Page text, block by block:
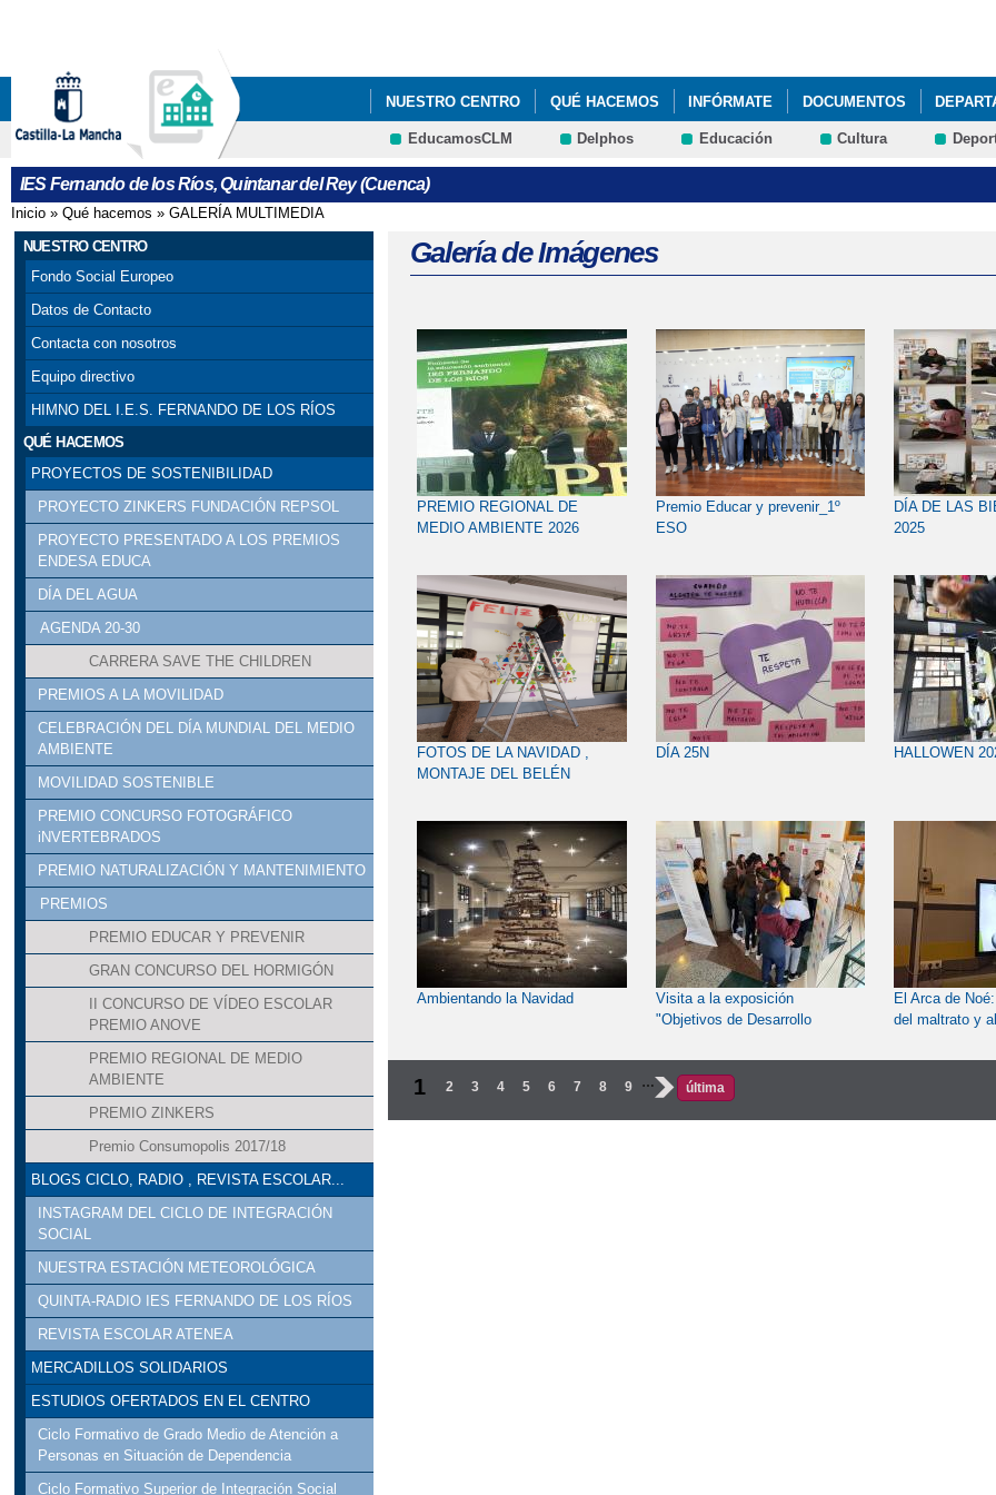
NUESTRO CENTRO QUÉ HACEMOS INFÓRMATE DOCUMENTOS
EducamosCLM Delphos Educación Cultura
IES Fernando de los Ríos, Quintanar del Rey (Cuenca)
Se encuentra usted aquí
Inicio » Qué hacemos » GALERÍA MULTIMEDIA
NUESTRO CENTRO
Fondo Social Europeo
Datos de Contacto
Contacta con nosotros
Equipo directivo
HIMNO DEL I.E.S. FERNANDO DE LOS RÍOS
QUÉ HACEMOS
PROYECTOS DE SOSTENIBILIDAD
PROYECTO ZINKERS FUNDACIÓN REPSOL
PROYECTO PRESENTADO A LOS PREMIOS
ENDESA EDUCA
DÍA DEL AGUA
AGENDA 20-30
CARRERA SAVE THE CHILDREN
PREMIOS A LA MOVILIDAD
CELEBRACIÓN DEL DÍA MUNDIAL DEL MEDIO
AMBIENTE
MOVILIDAD SOSTENIBLE
PREMIO CONCURSO FOTOGRÁFICO
iNVERTEBRADOS
PREMIO NATURALIZACIÓN Y MANTENIMIENTO
PREMIOS
PREMIO EDUCAR Y PREVENIR
GRAN CONCURSO DEL HORMIGÓN
II CONCURSO DE VÍDEO ESCOLAR
PREMIO ANOVE
PREMIO REGIONAL DE MEDIO
AMBIENTE
PREMIO ZINKERS
Premio Consumopolis 2017/18
BLOGS CICLO, RADIO , REVISTA ESCOLAR...
INSTAGRAM DEL CICLO DE INTEGRACIÓN
SOCIAL
NUESTRA ESTACIÓN METEOROLÓGICA
QUINTA-RADIO IES FERNANDO DE LOS RÍOS
REVISTA ESCOLAR ATENEA
MERCADILLOS SOLIDARIOS
ESTUDIOS OFERTADOS EN EL CENTRO
Ciclo Formativo de Grado Medio de Atención a
Personas en Situación de Dependencia
Ciclo Formativo Superior de Integración Social
Galería de Imágenes
PREMIO REGIONAL DE
MEDIO AMBIENTE 2026
Premio Educar y prevenir_1º
ESO
DÍA DE LAS
2025
FOTOS DE LA NAVIDAD ,
MONTAJE DEL BELÉN
DÍA 25N HALLOWEN
Ambientando la Navidad
Visita a la exposición
"Objetivos de Desarrollo
El Arca de
del maltrato y
Páginas
1 2 3 4 5 6 7 8 9 … › última